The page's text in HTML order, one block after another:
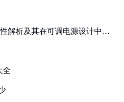
解析及其在可调电源设计中的
全